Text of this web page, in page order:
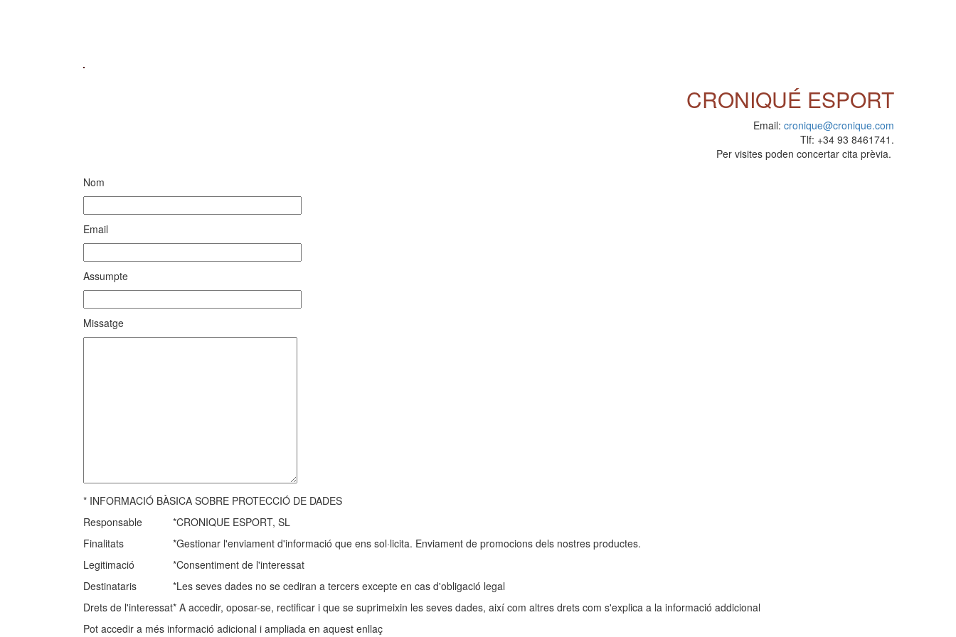
CRONIQUÉ ESPORT
Email: cronique@cronique.com
Tlf: +34 93 8461741.
Per visites poden concertar cita prèvia.
Nom
Email
Assumpte
Missatge
* INFORMACIÓ BÀSICA SOBRE PROTECCIÓ DE DADES
Responsable
*CRONIQUE ESPORT, SL
Finalitats
*Gestionar l'enviament d'informació que ens sol·licita. Enviament de promocions dels nostres productes.
Legitimació
*Consentiment de l'interessat
Destinataris
*Les seves dades no se cediran a tercers excepte en cas d'obligació legal
Drets de l'interessat* A accedir, oposar-se, rectificar i que se suprimeixin les seves dades, així com altres drets com s'explica a la informació addicional
Pot accedir a més informació adicional i ampliada en aquest enllaç